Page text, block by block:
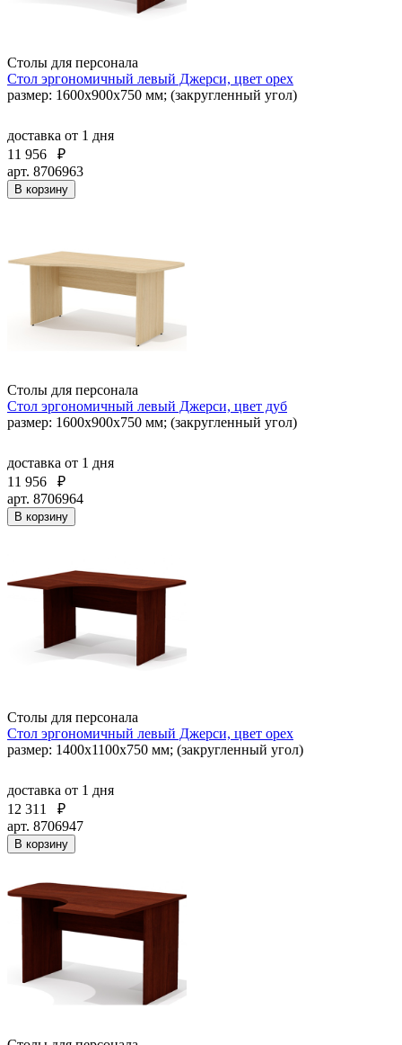
Столы для персонала
Стол эргономичный левый Джерси, цвет орех
размер: 1600x900x750 мм; (закругленный угол)
доставка от 1 дня
11 956
₽
арт. 8706963
В корзину
Столы для персонала
Стол эргономичный левый Джерси, цвет дуб
размер: 1600x900x750 мм; (закругленный угол)
доставка от 1 дня
11 956
₽
арт. 8706964
В корзину
Столы для персонала
Стол эргономичный левый Джерси, цвет орех
размер: 1400x1100x750 мм; (закругленный угол)
доставка от 1 дня
12 311
₽
арт. 8706947
В корзину